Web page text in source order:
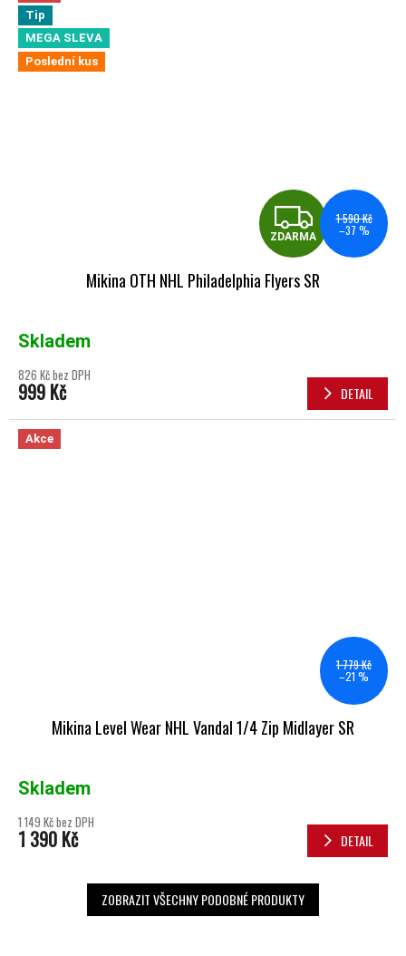
Tip
MEGA SLEVA
Poslední kus
ZDARMA
1 590 Kč
–37 %
Mikina OTH NHL Philadelphia Flyers SR
Skladem
826 Kč bez DPH
999 Kč DETAIL
Akce
1 779 Kč
–21 %
Mikina Level Wear NHL Vandal 1/4 Zip Midlayer SR
Skladem
1 149 Kč bez DPH
1 390 Kč DETAIL
ZOBRAZIT VŠECHNY PODOBNÉ PRODUKTY